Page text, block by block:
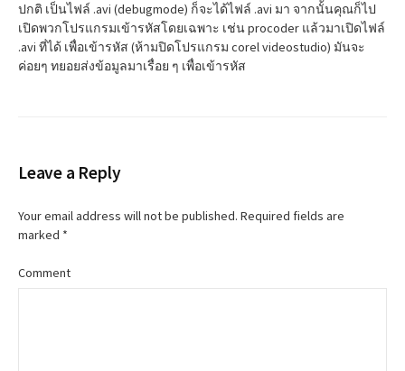
ปกติ เป็นไฟล์ .avi (debugmode) ก็จะได้ไฟล์ .avi มา จากนั้นคุณก็ไป
เปิดพวกโปรแกรมเข้ารหัสโดยเฉพาะ เช่น procoder แล้วมาเปิดไฟล์
.avi ที่ได้ เพื่อเข้ารหัส (ห้ามปิดโปรแกรม corel videostudio) มันจะ
ค่อยๆ ทยอยส่งข้อมูลมาเรื่อย ๆ เพื่อเข้ารหัส
Leave a Reply
Your email address will not be published. Required fields are
marked *
Comment